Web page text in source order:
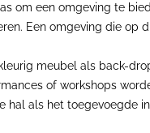
om een omgeving te
Een omgeving die
meubel als back-
of workshops
als het toegevoegde